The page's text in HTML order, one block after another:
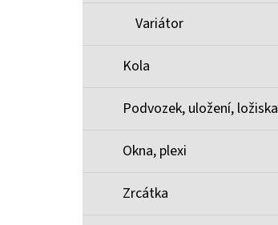
Variátor
Kola
Podvozek, uložení, ložiska
Okna, plexi
Zrcátka